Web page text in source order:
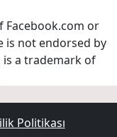
Facebook.com or
is not endorsed by
is a trademark of
Politikası